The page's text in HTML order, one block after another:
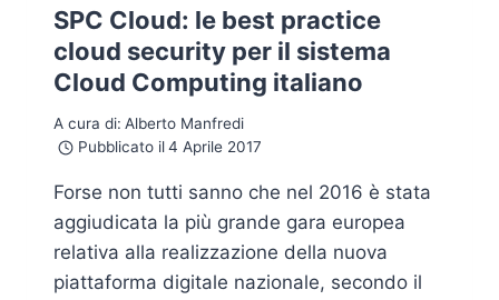
SPC Cloud: le best practice
cloud security per il sistema
Cloud Computing italiano
A cura di: Alberto Manfredi
Pubblicato il 4 Aprile 2017
Forse non tutti sanno che nel 2016 è stata
aggiudicata la più grande gara europea
relativa alla realizzazione della nuova
piattaforma digitale nazionale, secondo il